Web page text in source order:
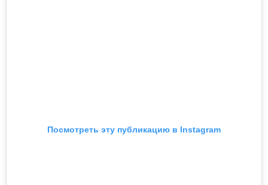
Посмотреть эту публикацию в Instagram